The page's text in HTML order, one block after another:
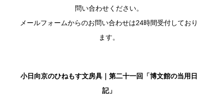
問い合わせください。
メールフォームからのお問い合わせは24時間受付しており
ます。
小日向京のひねもす文房具｜第二十一回「博文館の当用日
記」